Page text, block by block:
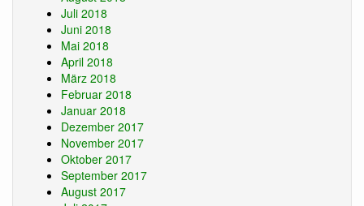
Juli 2018
Juni 2018
Mai 2018
April 2018
März 2018
Februar 2018
Januar 2018
Dezember 2017
November 2017
Oktober 2017
September 2017
August 2017